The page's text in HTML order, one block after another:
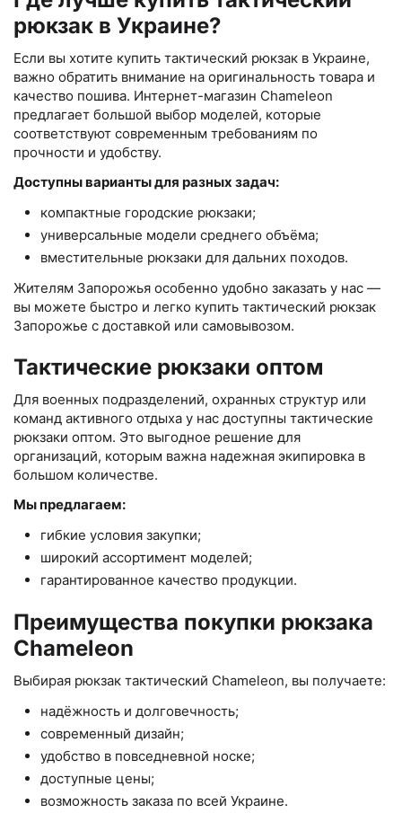
рюкзак в Украине?
Если вы хотите купить тактический рюкзак в Украине,
важно обратить внимание на оригинальность товара и
качество пошива. Интернет-магазин Chameleon
предлагает большой выбор моделей, которые
соответствуют современным требованиям по
прочности и удобству.
Доступны варианты для разных задач:
компактные городские рюкзаки;
универсальные модели среднего объёма;
вместительные рюкзаки для дальних походов.
Жителям Запорожья особенно удобно заказать у нас —
вы можете быстро и легко купить тактический рюкзак
Запорожье с доставкой или самовывозом.
Тактические рюкзаки оптом
Для военных подразделений, охранных структур или
команд активного отдыха у нас доступны тактические
рюкзаки оптом. Это выгодное решение для
организаций, которым важна надежная экипировка в
большом количестве.
Мы предлагаем:
гибкие условия закупки;
широкий ассортимент моделей;
гарантированное качество продукции.
Преимущества покупки рюкзака
Chameleon
Выбирая рюкзак тактический Chameleon, вы получаете:
надёжность и долговечность;
современный дизайн;
удобство в повседневной носке;
доступные цены;
возможность заказа по всей Украине.